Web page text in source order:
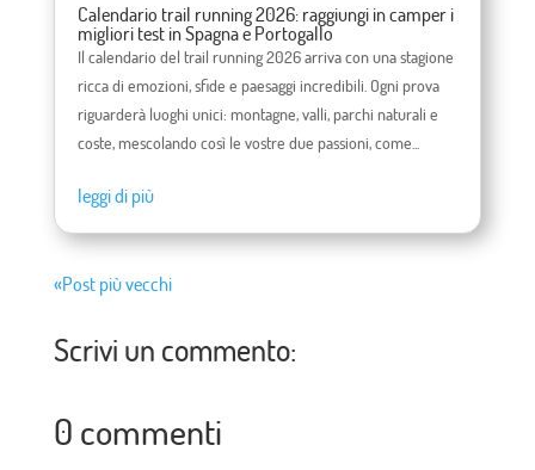
Calendario trail running 2026: raggiungi in camper i
migliori test in Spagna e Portogallo
Il calendario del trail running 2026 arriva con una stagione
ricca di emozioni, sfide e paesaggi incredibili. Ogni prova
riguarderà luoghi unici: montagne, valli, parchi naturali e
coste, mescolando così le vostre due passioni, come...
leggi di più
«Post più vecchi
Scrivi un commento:
0 commenti